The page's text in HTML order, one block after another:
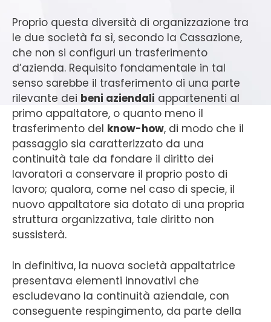
Proprio questa diversità di organizzazione tra
le due società fa sì, secondo la Cassazione,
che non si configuri un trasferimento
d’azienda. Requisito fondamentale in tal
senso sarebbe il trasferimento di una parte
rilevante dei beni aziendali appartenenti al
primo appaltatore, o quanto meno il
trasferimento del know-how, di modo che il
passaggio sia caratterizzato da una
continuità tale da fondare il diritto dei
lavoratori a conservare il proprio posto di
lavoro; qualora, come nel caso di specie, il
nuovo appaltatore sia dotato di una propria
struttura organizzativa, tale diritto non
sussisterà.
In definitiva, la nuova società appaltatrice
presentava elementi innovativi che
escludevano la continuità aziendale, con
conseguente respingimento, da parte della